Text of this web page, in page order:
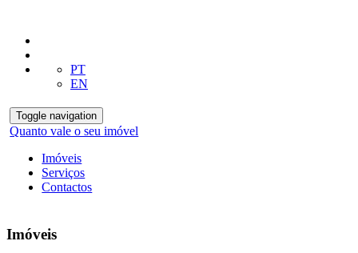
PT
EN
Toggle navigation
Quanto vale o seu imóvel
Imóveis
Serviços
Contactos
Imóveis